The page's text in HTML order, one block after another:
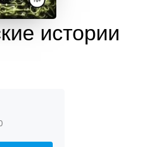
истории